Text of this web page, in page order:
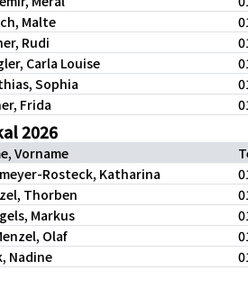
Malte
Rudi
Carla Louise
Sophia
Frida
2026
Vorname
Rosteck, Katharina
Thorben
Markus
Olaf
Nadine